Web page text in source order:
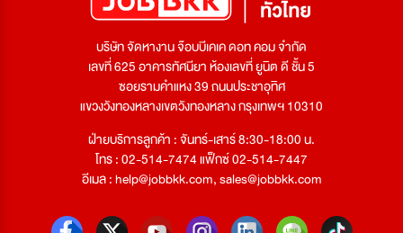
บริษัท จัดหางาน จ๊อบบีเคเค ดอท คอม จำกัด
เลขที่ 625 อาคารทัศนียา ห้องเลขที่ ยูนิต ดี ชั้น 5
ซอยรามคำแหง 39 ถนนประชาอุทิศ
แขวงวังทองหลางเขตวังทองหลาง กรุงเทพฯ 10310
ฝ่ายบริการลูกค้า : จันทร์-เสาร์ 8:30-18:00 น.
โทร : 02-514-7474 แฟ็กซ์ 02-514-7447
อีเมล :help@jobbkk.com,sales@jobbkk.com